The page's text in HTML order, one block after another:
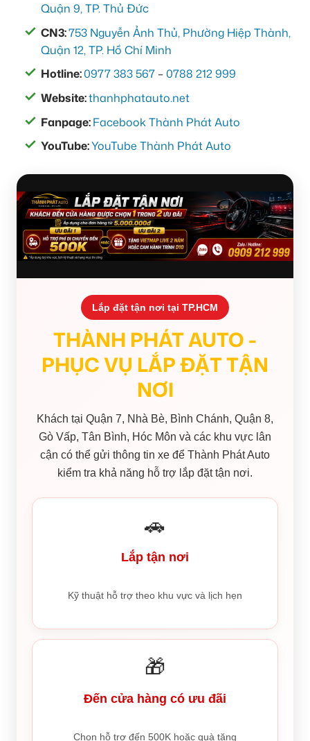
Quận 9, TP. Thủ Đức
CN3:753 Nguyễn Ảnh Thủ, Phường Hiệp Thành,
Quận 12, TP. Hồ Chí Minh
Hotline:0977 383 567 –0788 212 999
Website:thanhphatauto.net
Fanpage:Facebook Thành Phát Auto
YouTube:YouTube Thành Phát Auto
Lắp đặt tận nơi tại TP.HCM
THÀNH PHÁT AUTO -
PHỤC VỤ LẮP ĐẶT TẬN
NƠI
Khách tại Quận 7, Nhà Bè, Bình Chánh, Quận 8,
Gò Vấp, Tân Bình, Hóc Môn và các khu vực lân
cận có thể gửi thông tin xe để Thành Phát Auto
kiểm tra khả năng hỗ trợ lắp đặt tận nơi.
🚗
Lắp tận nơi
Kỹ thuật hỗ trợ theo khu vực và lịch hẹn
🎁
Đến cửa hàng có ưu đãi
Chọn hỗ trợ đến 500K hoặc quà tặng